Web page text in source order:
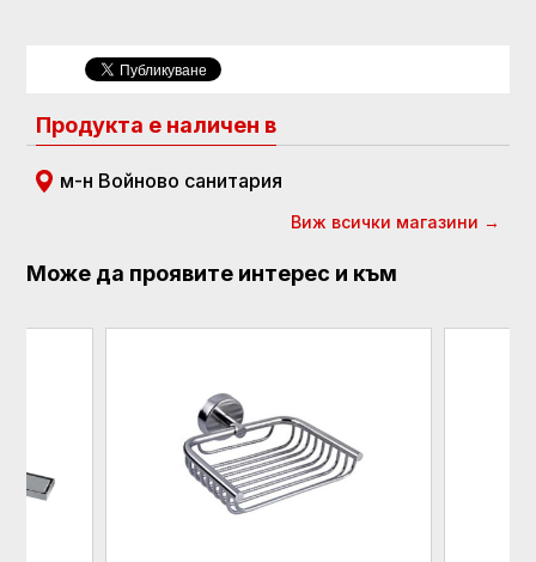
Продукта е наличен в
м-н Войново санитария
Виж всички магазини →
Може да проявите интерес и към